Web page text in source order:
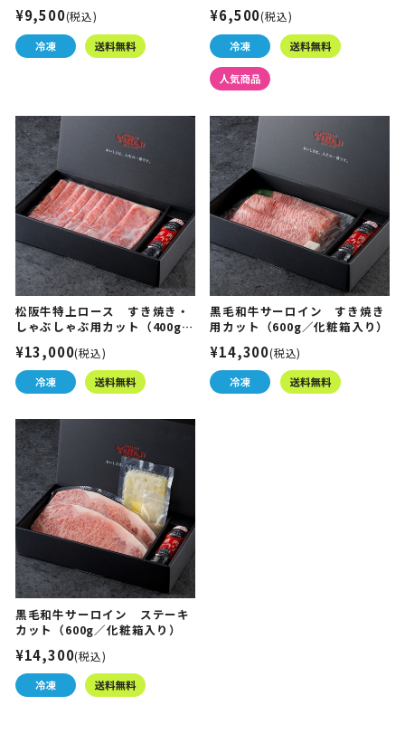
¥9,500(税込) ¥6,500(税込)
松阪牛特上ロース すき焼き・
しゃぶしゃぶ用カット（400g／
¥13,000(税込)
黒毛和牛サーロイン すき焼き
用カット（600g／化粧箱入り）
¥14,300(税込)
黒毛和牛サーロイン ステーキ
カット（600g／化粧箱入り）
¥14,300(税込)